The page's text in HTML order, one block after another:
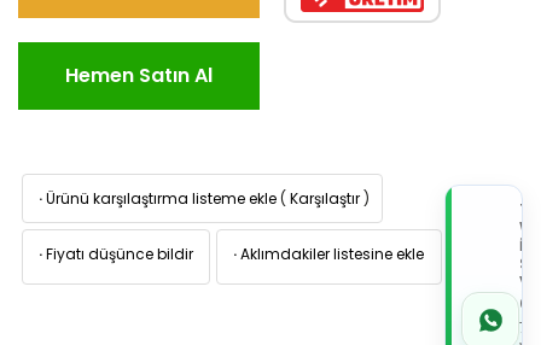
Hemen Satın Al
·Ürünü karşılaştırma listeme ekle ( Karşılaştır )
·Fiyatı düşünce bildir ·Aklımdakiler listesine ekle
İLE